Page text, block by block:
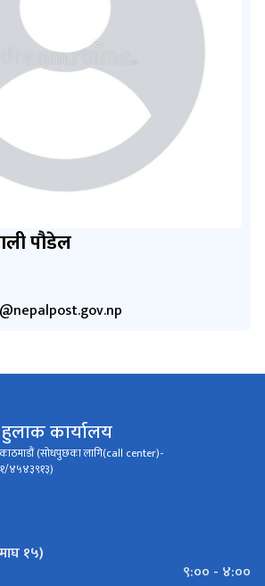
पौडेल
हुलाक कार्यालय
काठमाडौं (सोधपुछका लागि(call center)-
४५४३९१३)
१५)
९:०० - ४:००